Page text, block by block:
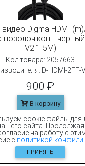
cookie файлы для
сайта.
на работу с
с политикой
ПРИНЯТЬ
Digma HDMI
позолоч.конт. черный
V2.1-5M)
Код товара: 2057663
D-HDMI-2FF-
900 ₽
В корзину
Под заказ
Контакты